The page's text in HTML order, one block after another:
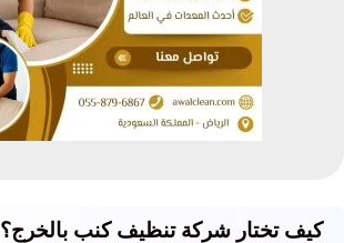
كيف تختار شركة تنظيف كنب بالخرج؟